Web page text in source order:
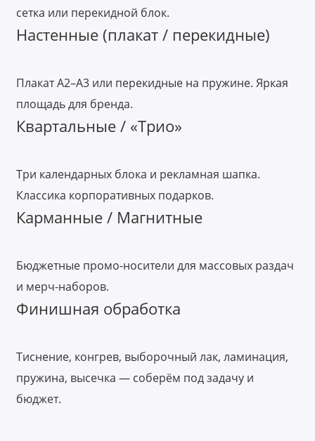
сетка или перекидной блок.
Настенные (плакат / перекидные)
Плакат А2–А3 или перекидные на пружине. Яркая
площадь для бренда.
Квартальные / «Трио»
Три календарных блока и рекламная шапка.
Классика корпоративных подарков.
Карманные / Магнитные
Бюджетные промо-носители для массовых раздач
и мерч-наборов.
Финишная обработка
Тиснение, конгрев, выборочный лак, ламинация,
пружина, высечка — соберём под задачу и
бюджет.